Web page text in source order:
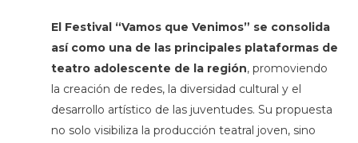
El Festival “Vamos que Venimos” se consolida
así como una de las principales plataformas de
teatro adolescente de la región, promoviendo
la creación de redes, la diversidad cultural y el
desarrollo artístico de las juventudes. Su propuesta
no solo visibiliza la producción teatral joven, sino